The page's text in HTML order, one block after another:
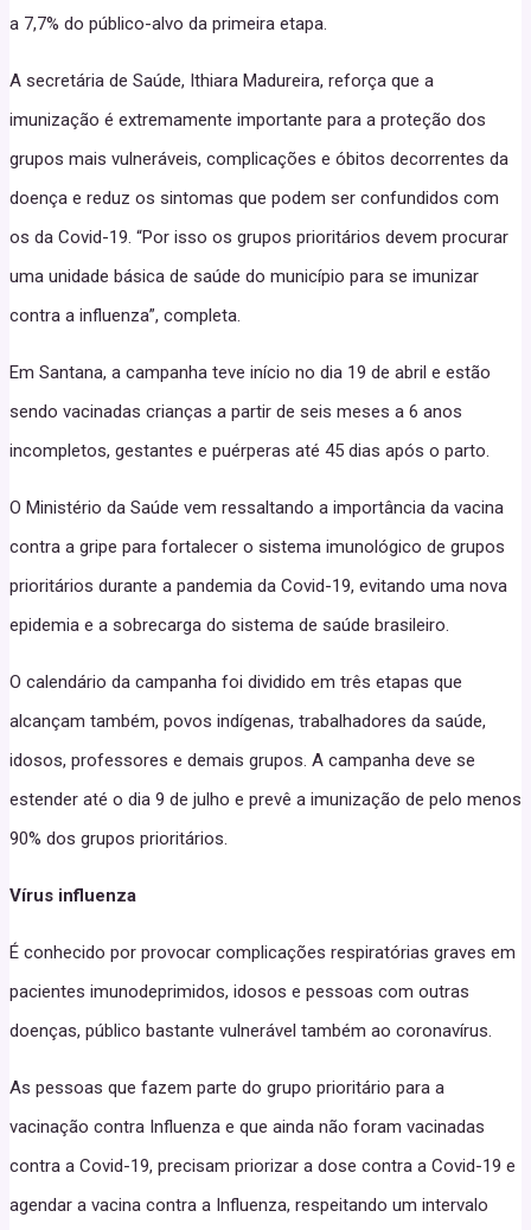
a 7,7% do público-alvo da primeira etapa.
A secretária de Saúde, Ithiara Madureira, reforça que a
imunização é extremamente importante para a proteção dos
grupos mais vulneráveis, complicações e óbitos decorrentes da
doença e reduz os sintomas que podem ser confundidos com
os da Covid-19. “Por isso os grupos prioritários devem procurar
uma unidade básica de saúde do município para se imunizar
contra a influenza”, completa.
Em Santana, a campanha teve início no dia 19 de abril e estão
sendo vacinadas crianças a partir de seis meses a 6 anos
incompletos, gestantes e puérperas até 45 dias após o parto.
O Ministério da Saúde vem ressaltando a importância da vacina
contra a gripe para fortalecer o sistema imunológico de grupos
prioritários durante a pandemia da Covid-19, evitando uma nova
epidemia e a sobrecarga do sistema de saúde brasileiro.
O calendário da campanha foi dividido em três etapas que
alcançam também, povos indígenas, trabalhadores da saúde,
idosos, professores e demais grupos. A campanha deve se
estender até o dia 9 de julho e prevê a imunização de pelo menos
90% dos grupos prioritários.
Vírus influenza
É conhecido por provocar complicações respiratórias graves em
pacientes imunodeprimidos, idosos e pessoas com outras
doenças, público bastante vulnerável também ao coronavírus.
As pessoas que fazem parte do grupo prioritário para a
vacinação contra Influenza e que ainda não foram vacinadas
contra a Covid-19, precisam priorizar a dose contra a Covid-19 e
agendar a vacina contra a Influenza, respeitando um intervalo